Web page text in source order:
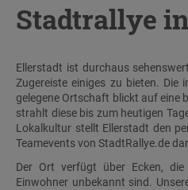
Stadtrallye
Ellerstadt ist durchaus
Zugereiste einiges zu bieten. Die
gelegene Ortschaft blickt auf eine
strahlt diese bis zum heutigen
Lokalkultur stellt Ellerstadt den
Teamevents von StadtRallye.de
Der Ort verfügt über Ecken,
Einwohner unbekannt sind.